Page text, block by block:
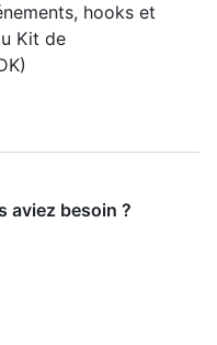
hooks et
Kit de
aviez besoin ?